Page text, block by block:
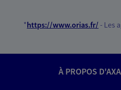
*https://www.orias.fr/ - Les
À PROPOS D'AXA